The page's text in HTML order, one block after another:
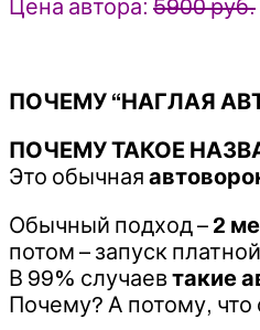
Цена автора: 5900 руб.
ПОЧЕМУ “НАГЛАЯ
ПОЧЕМУ ТАКОЕ
Это обычная
Обычный подход – 2
потом – запуск
В 99% случаевтакие
Почему? А потому, что